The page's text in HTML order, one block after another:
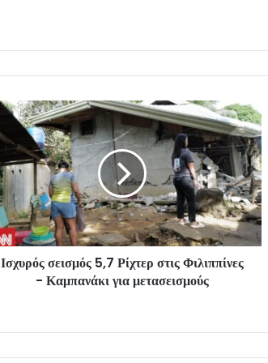
Ισχυρός σεισμός 5,7 Ρίχτερ στις Φιλιππίνες
- Καμπανάκι για μετασεισμούς